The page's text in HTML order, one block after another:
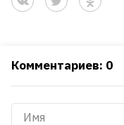
Комментариев: 0